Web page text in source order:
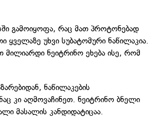
გამოიყოფა, რაც მათ პროტონებად
ყველაზე უხვი სუბატომური ნაწილაკია.
ნეიტრინო ეხება ისე, რომ
ნაწილაკების
კი აღმოვაჩინეთ. ნეიტრინო ბნელი
მასალის კანდიდატიცაა.